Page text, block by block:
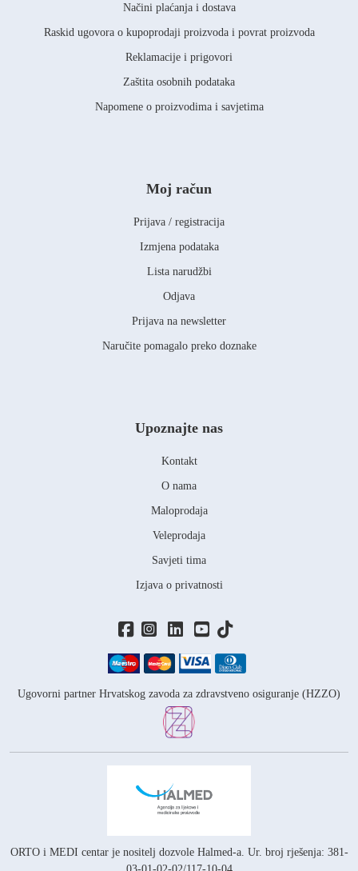
Načini plaćanja i dostava
Raskid ugovora o kupoprodaji proizvoda i povrat proizvoda
Reklamacije i prigovori
Zaštita osobnih podataka
Napomene o proizvodima i savjetima
Moj račun
Prijava / registracija
Izmjena podataka
Lista narudžbi
Odjava
Prijava na newsletter
Naručite pomagalo preko doznake
Ugovorni partner Hrvatskog zavoda za zdravstveno osiguranje (HZZO)
ORTO i MEDI centar je nositelj dozvole Halmed-a. Ur. broj rješenja: 381-
Upoznajte nas
Kontakt
O nama
Maloprodaja
Veleprodaja
Savjeti tima
Izjava o privatnosti